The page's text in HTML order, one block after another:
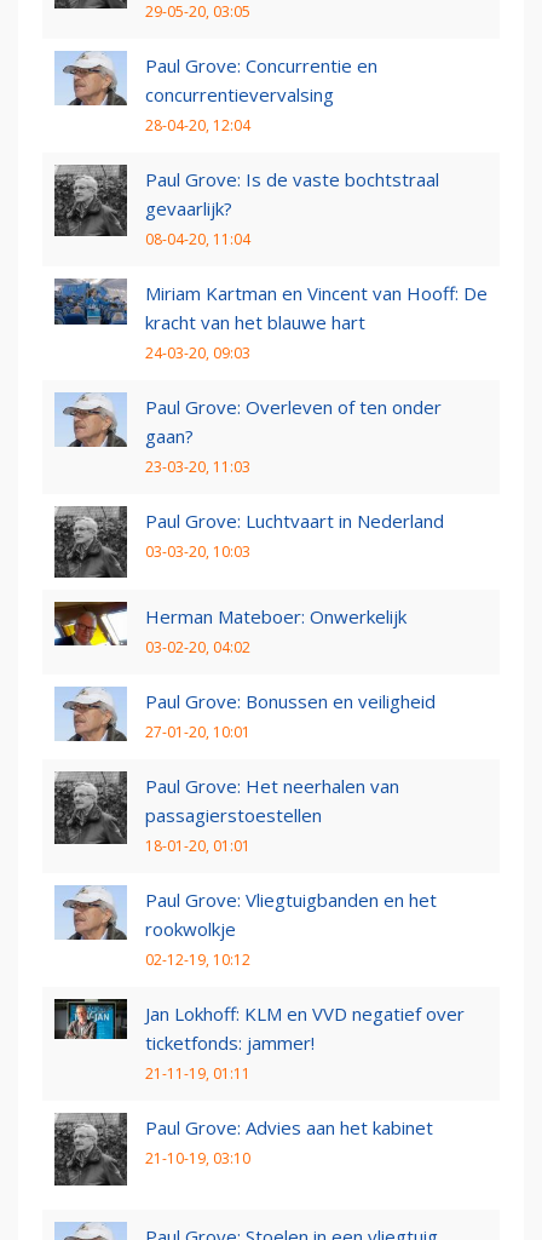
29-05-20, 03:05
Paul Grove: Concurrentie en
concurrentievervalsing
28-04-20, 12:04
Paul Grove: Is de vaste bochtstraal
gevaarlijk?
08-04-20, 11:04
Miriam Kartman en Vincent van Hooff: De
kracht van het blauwe hart
24-03-20, 09:03
Paul Grove: Overleven of ten onder
gaan?
23-03-20, 11:03
Paul Grove: Luchtvaart in Nederland
03-03-20, 10:03
Herman Mateboer: Onwerkelijk
03-02-20, 04:02
Paul Grove: Bonussen en veiligheid
27-01-20, 10:01
Paul Grove: Het neerhalen van
passagierstoestellen
18-01-20, 01:01
Paul Grove: Vliegtuigbanden en het
rookwolkje
02-12-19, 10:12
Jan Lokhoff: KLM en VVD negatief over
ticketfonds: jammer!
21-11-19, 01:11
Paul Grove: Advies aan het kabinet
21-10-19, 03:10